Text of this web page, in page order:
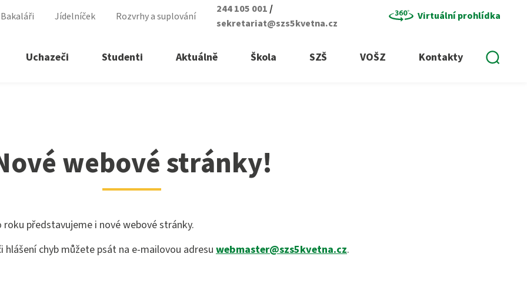
Uchazeči Studenti Aktuálně Škola SZŠ
sestra
služby
zdravotnictví
VOŠZ
nutriční terapeut
Kontakty
Bakaláři Jídelníček Rozvrhy a suplování
244 105 001/
sekretariat@szs5kvetna.cz
Virtuální prohlídka
webové stránky!
představujeme i nové webové stránky.
hlášení chyb můžete psát na e-mailovou adresu webmaster@szs5kvetna.cz.